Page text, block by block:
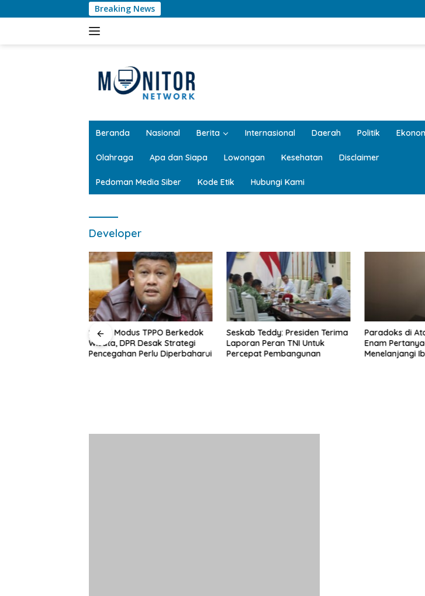
ke
Breaking News
Beranda Nasional Berita Internasional Daerah Politik
Olahraga Apa dan Siapa Lowongan Kesehatan Disclaimer
Pedoman Media Siber Kode Etik Hubungi Kami
Developer
Soroti Modus TPPO Berkedok
Wisata, DPR Desak Strategi
Pencegahan Perlu Diperbaharui
Seskab Teddy: Presiden Terima
Laporan Peran TNI Untuk
Percepat Pembangunan
Paradoks di
Enam
Menelanjangi